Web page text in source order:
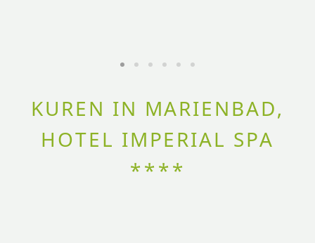
KUREN IN MARIENBAD,
HOTEL IMPERIAL SPA
****